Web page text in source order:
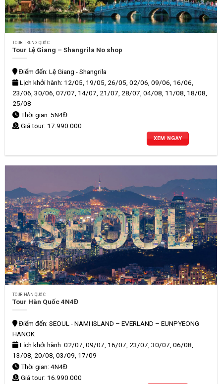
TOUR TRUNG QUỐC
Tour Lệ Giang – Shangrila No shop
Điểm đến: Lệ Giang - Shangrila
Lịch khởi hành: 12/05, 19/05, 26/05, 02/06, 09/06, 16/06,
23/06, 30/06, 07/07, 14/07, 21/07, 28/07, 04/08, 11/08, 18/08,
25/08
Thời gian: 5N4Đ
Giá tour: 17.990.000
XEM NGAY
TOUR HÀN QUỐC
Tour Hàn Quốc 4N4Đ
Điểm đến: SEOUL - NAMI ISLAND – EVERLAND – EUNPYEONG
HANOK
Lịch khởi hành: 02/07, 09/07, 16/07, 23/07, 30/07, 06/08,
13/08, 20/08, 03/09, 17/09
Thời gian: 4N4Đ
Giá tour: 16.990.000